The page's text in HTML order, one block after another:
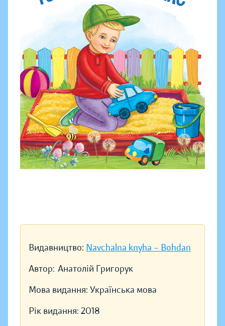
Видавництво: Navchalna knyha – Bohdan
Автор: Анатолій Григорук
Мова видання: Українська мова
Рік видання: 2018